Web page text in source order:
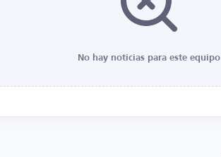
No hay noticias para este equipo